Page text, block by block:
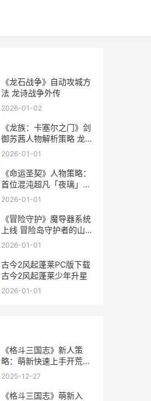
《龙石战争》自动攻城方
法 龙诗战争外传
2026-01-02
《龙族：卡塞尔之门》剑
御苏茜人物解析策略 龙族
卡塞尔之门开服时间
2026-01-01
《命运圣契》人物策略：
首位混沌超凡「夜璃」新
鲜测评 命运圣战
2026-01-01
《冒险守护》魔导器系统
上线 冒险岛守护者的山脉
怎么去
2026-01-01
古今2风起蓬莱PC版下载
古今2风起蓬莱少年升星
2026-01-01
《格斗三国志》新人策
略：萌新快速上手开荒诀
窍思路 格斗三国志0.1折
2025-12-27
《格斗三国志》萌新入